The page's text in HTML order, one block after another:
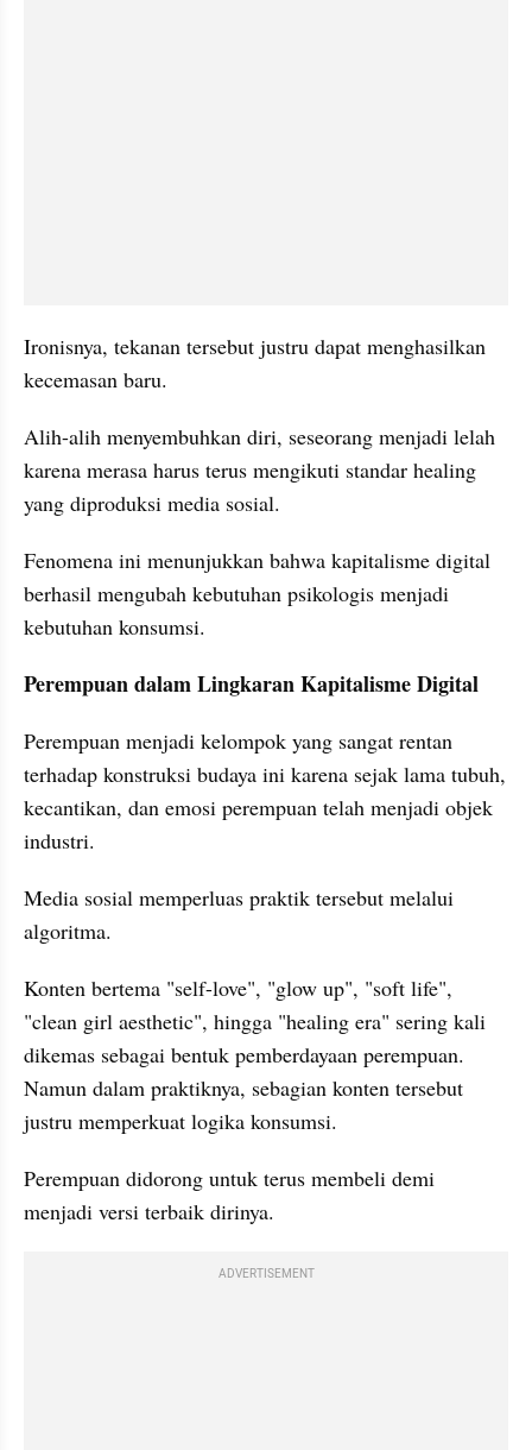
Ironisnya, tekanan tersebut justru dapat menghasilkan
kecemasan baru.
Alih-alih menyembuhkan diri, seseorang menjadi lelah
karena merasa harus terus mengikuti standar healing
yang diproduksi media sosial.
Fenomena ini menunjukkan bahwa kapitalisme digital
berhasil mengubah kebutuhan psikologis menjadi
kebutuhan konsumsi.
Perempuan dalam Lingkaran Kapitalisme Digital
Perempuan menjadi kelompok yang sangat rentan
terhadap konstruksi budaya ini karena sejak lama tubuh,
kecantikan, dan emosi perempuan telah menjadi objek
industri.
Media sosial memperluas praktik tersebut melalui
algoritma.
Konten bertema "self-love", "glow up", "soft life",
"clean girl aesthetic", hingga "healing era" sering kali
dikemas sebagai bentuk pemberdayaan perempuan.
Namun dalam praktiknya, sebagian konten tersebut
justru memperkuat logika konsumsi.
Perempuan didorong untuk terus membeli demi
menjadi versi terbaik dirinya.
ADVERTISEMENT